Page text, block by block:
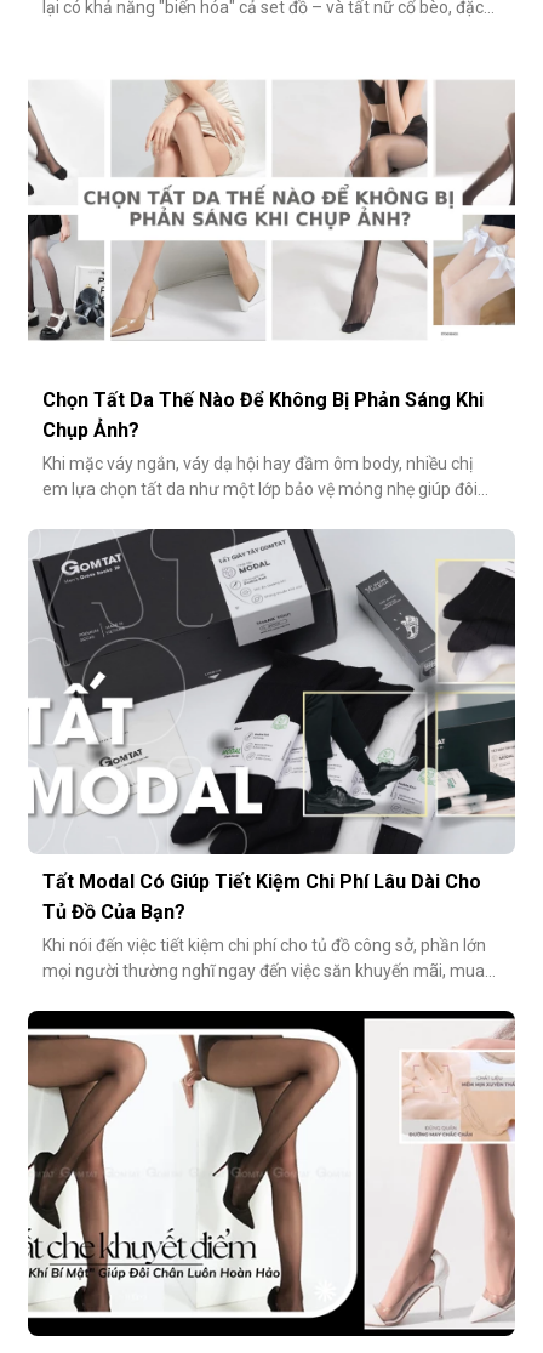
lại có khả năng "biến hóa" cả set đồ – và tất nữ cổ bèo, đặc
mác "sến súa" nếu không phối đúng cách. Vậy làm sao để
Chọn Tất Da Thế Nào Để Không Bị Phản Sáng Khi
Chụp Ảnh?
Khi mặc váy ngắn, váy dạ hội hay đầm ôm body, nhiều chị
em lựa chọn tất da như một lớp bảo vệ mỏng nhẹ giúp đôi
Tuy nhiên, không ít người gặp phải tình huống dở khóc dở
cười: đôi chân phản chiếu ánh sáng trắng loá trong ảnh, lộ rõ
lớp tất khiến
Tất Modal Có Giúp Tiết Kiệm Chi Phí Lâu Dài Cho
Tủ Đồ Của Bạn?
Khi nói đến việc tiết kiệm chi phí cho tủ đồ công sở, phần lớn
mọi người thường nghĩ ngay đến việc săn khuyến mãi, mua
cách tiết kiệm bền vững và tinh tế hơn rất nhiều: đầu tư vào
chất lượng từ những món nhỏ nhất. Cụ thể hơn, tất modal
không chỉ